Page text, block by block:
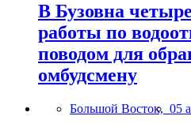
В Бузовна
работы по
поводом для
омбудсмену
Большой Восток, 05